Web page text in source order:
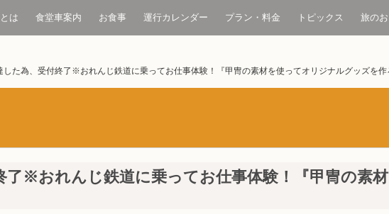
は 食堂車案内 お食事 運行カレンダー プラン・料金 トピックス 旅の
た為、受付終了※おれんじ鉄道に乗ってお仕事体験！『甲冑の素材を使ってオリジナルグッズを作
※おれんじ鉄道に乗ってお仕事体験！『甲冑の素